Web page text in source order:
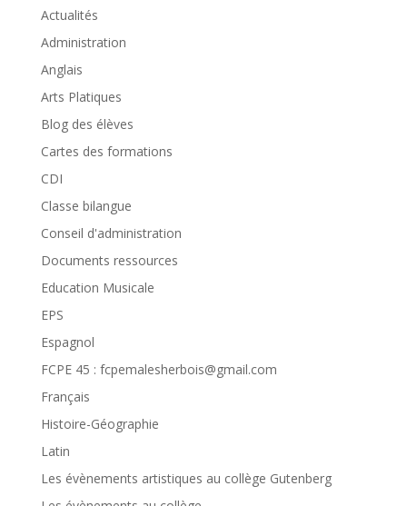
Actualités
Administration
Anglais
Arts Platiques
Blog des élèves
Cartes des formations
CDI
Classe bilangue
Conseil d'administration
Documents ressources
Education Musicale
EPS
Espagnol
FCPE 45 : fcpemalesherbois@gmail.com
Français
Histoire-Géographie
Latin
Les évènements artistiques au collège Gutenberg